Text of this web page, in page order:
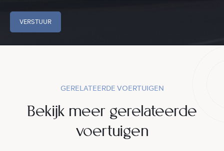
VERSTUUR
GERELATEERDE VOERTUIGEN
Bekijk meer gerelateerde
voertuigen